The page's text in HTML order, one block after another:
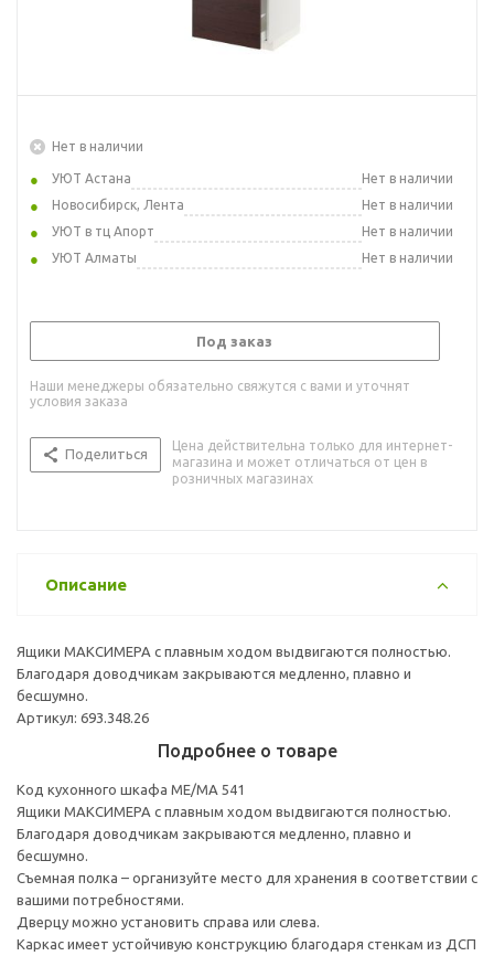
Нет в наличии
УЮТ Астана
Нет в наличии
Новосибирск, Лента
Нет в наличии
УЮТ в тц Апорт
Нет в наличии
УЮТ Алматы
Нет в наличии
Под заказ
Наши менеджеры обязательно свяжутся с вами и уточнят
условия заказа
Поделиться
Цена действительна только для интернет-
магазина и может отличаться от цен в
розничных магазинах
Описание
Ящики МАКСИМЕРА с плавным ходом выдвигаются полностью.
Благодаря доводчикам закрываются медленно, плавно и
бесшумно.
Артикул: 693.348.26
Подробнее о товаре
Код кухонного шкафа ME/MA 541
Ящики МАКСИМЕРА с плавным ходом выдвигаются полностью.
Благодаря доводчикам закрываются медленно, плавно и
бесшумно.
Съемная полка – организуйте место для хранения в соответствии с
вашими потребностями.
Дверцу можно установить справа или слева.
Каркас имеет устойчивую конструкцию благодаря стенкам из ДСП